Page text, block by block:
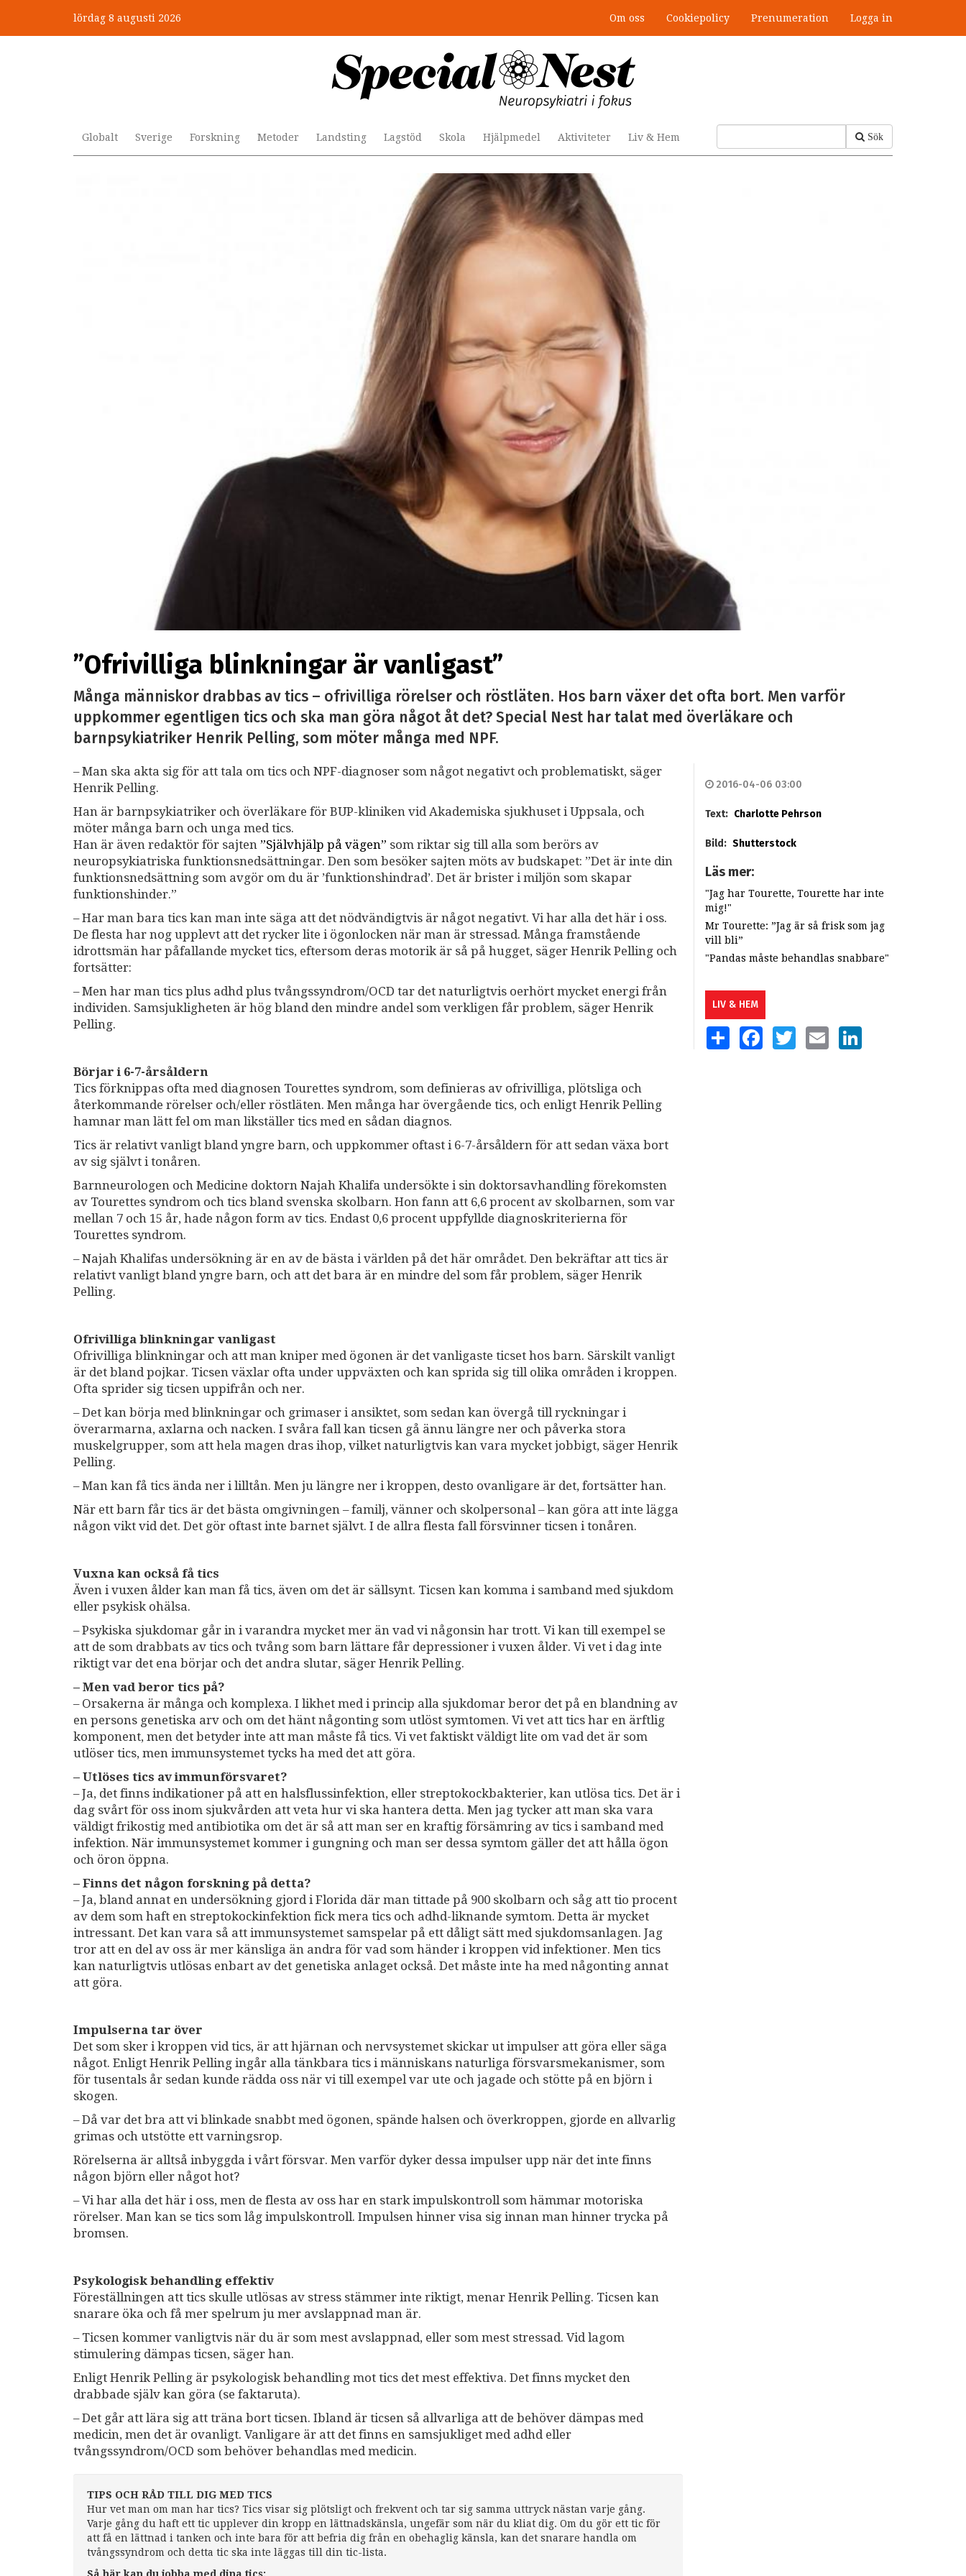
huvudinnehåll
lördag 8 augusti 2026 Om oss Cookiepolicy Prenumeration Logga in
Sök
Globalt Sverige Forskning Metoder Landsting Lagstöd Skola Hjälpmedel Aktiviteter Liv & Hem
”Ofrivilliga blinkningar är vanligast”
Många människor drabbas av tics – ofrivilliga rörelser och röstläten. Hos barn växer det ofta bort. Men varför
uppkommer egentligen tics och ska man göra något åt det? Special Nest har talat med överläkare och
barnpsykiatriker Henrik Pelling, som möter många med NPF.
– Man ska akta sig för att tala om tics och NPF-diagnoser som något negativt och problematiskt, säger
Henrik Pelling.
Han är barnpsykiatriker och överläkare för BUP-kliniken vid Akademiska sjukhuset i Uppsala, och
möter många barn och unga med tics.
Han är även redaktör för sajten ”Självhjälp på vägen” som riktar sig till alla som berörs av
neuropsykiatriska funktionsnedsättningar. Den som besöker sajten möts av budskapet: ”Det är inte din
funktionsnedsättning som avgör om du är ’funktionshindrad’. Det är brister i miljön som skapar
funktionshinder.”
– Har man bara tics kan man inte säga att det nödvändigtvis är något negativt. Vi har alla det här i oss.
De flesta har nog upplevt att det rycker lite i ögonlocken när man är stressad. Många framstående
idrottsmän har påfallande mycket tics, eftersom deras motorik är så på hugget, säger Henrik Pelling och
fortsätter:
– Men har man tics plus adhd plus tvångssyndrom/OCD tar det naturligtvis oerhört mycket energi från
individen. Samsjukligheten är hög bland den mindre andel som verkligen får problem, säger Henrik
Pelling.
Börjar i 6-7-årsåldern
Tics förknippas ofta med diagnosen Tourettes syndrom, som definieras av ofrivilliga, plötsliga och
återkommande rörelser och/eller röstläten. Men många har övergående tics, och enligt Henrik Pelling
hamnar man lätt fel om man likställer tics med en sådan diagnos.
Tics är relativt vanligt bland yngre barn, och uppkommer oftast i 6-7-årsåldern för att sedan växa bort
av sig självt i tonåren.
Barnneurologen och Medicine doktorn Najah Khalifa undersökte i sin doktorsavhandling förekomsten
av Tourettes syndrom och tics bland svenska skolbarn. Hon fann att 6,6 procent av skolbarnen, som var
mellan 7 och 15 år, hade någon form av tics. Endast 0,6 procent uppfyllde diagnoskriterierna för
Tourettes syndrom.
– Najah Khalifas undersökning är en av de bästa i världen på det här området. Den bekräftar att tics är
relativt vanligt bland yngre barn, och att det bara är en mindre del som får problem, säger Henrik
Pelling.
Ofrivilliga blinkningar vanligast
Ofrivilliga blinkningar och att man kniper med ögonen är det vanligaste ticset hos barn. Särskilt vanligt
är det bland pojkar. Ticsen växlar ofta under uppväxten och kan sprida sig till olika områden i kroppen.
Ofta sprider sig ticsen uppifrån och ner.
– Det kan börja med blinkningar och grimaser i ansiktet, som sedan kan övergå till ryckningar i
överarmarna, axlarna och nacken. I svåra fall kan ticsen gå ännu längre ner och påverka stora
muskelgrupper, som att hela magen dras ihop, vilket naturligtvis kan vara mycket jobbigt, säger Henrik
Pelling.
– Man kan få tics ända ner i lilltån. Men ju längre ner i kroppen, desto ovanligare är det, fortsätter han.
När ett barn får tics är det bästa omgivningen – familj, vänner och skolpersonal – kan göra att inte lägga
någon vikt vid det. Det gör oftast inte barnet självt. I de allra flesta fall försvinner ticsen i tonåren.
Vuxna kan också få tics
Även i vuxen ålder kan man få tics, även om det är sällsynt. Ticsen kan komma i samband med sjukdom
eller psykisk ohälsa.
– Psykiska sjukdomar går in i varandra mycket mer än vad vi någonsin har trott. Vi kan till exempel se
att de som drabbats av tics och tvång som barn lättare får depressioner i vuxen ålder. Vi vet i dag inte
riktigt var det ena börjar och det andra slutar, säger Henrik Pelling.
– Men vad beror tics på?
– Orsakerna är många och komplexa. I likhet med i princip alla sjukdomar beror det på en blandning av
en persons genetiska arv och om det hänt någonting som utlöst symtomen. Vi vet att tics har en ärftlig
komponent, men det betyder inte att man måste få tics. Vi vet faktiskt väldigt lite om vad det är som
utlöser tics, men immunsystemet tycks ha med det att göra.
– Utlöses tics av immunförsvaret?
– Ja, det finns indikationer på att en halsflussinfektion, eller streptokockbakterier, kan utlösa tics. Det är i
dag svårt för oss inom sjukvården att veta hur vi ska hantera detta. Men jag tycker att man ska vara
väldigt frikostig med antibiotika om det är så att man ser en kraftig försämring av tics i samband med
infektion. När immunsystemet kommer i gungning och man ser dessa symtom gäller det att hålla ögon
och öron öppna.
– Finns det någon forskning på detta?
– Ja, bland annat en undersökning gjord i Florida där man tittade på 900 skolbarn och såg att tio procent
av dem som haft en streptokockinfektion fick mera tics och adhd-liknande symtom. Detta är mycket
intressant. Det kan vara så att immunsystemet samspelar på ett dåligt sätt med sjukdomsanlagen. Jag
tror att en del av oss är mer känsliga än andra för vad som händer i kroppen vid infektioner. Men tics
kan naturligtvis utlösas enbart av det genetiska anlaget också. Det måste inte ha med någonting annat
att göra.
Impulserna tar över
Det som sker i kroppen vid tics, är att hjärnan och nervsystemet skickar ut impulser att göra eller säga
något. Enligt Henrik Pelling ingår alla tänkbara tics i människans naturliga försvarsmekanismer, som
för tusentals år sedan kunde rädda oss när vi till exempel var ute och jagade och stötte på en björn i
skogen.
– Då var det bra att vi blinkade snabbt med ögonen, spände halsen och överkroppen, gjorde en allvarlig
grimas och utstötte ett varningsrop.
Rörelserna är alltså inbyggda i vårt försvar. Men varför dyker dessa impulser upp när det inte finns
någon björn eller något hot?
– Vi har alla det här i oss, men de flesta av oss har en stark impulskontroll som hämmar motoriska
rörelser. Man kan se tics som låg impulskontroll. Impulsen hinner visa sig innan man hinner trycka på
bromsen.
Psykologisk behandling effektiv
Föreställningen att tics skulle utlösas av stress stämmer inte riktigt, menar Henrik Pelling. Ticsen kan
snarare öka och få mer spelrum ju mer avslappnad man är.
– Ticsen kommer vanligtvis när du är som mest avslappnad, eller som mest stressad. Vid lagom
stimulering dämpas ticsen, säger han.
Enligt Henrik Pelling är psykologisk behandling mot tics det mest effektiva. Det finns mycket den
drabbade själv kan göra (se faktaruta).
– Det går att lära sig att träna bort ticsen. Ibland är ticsen så allvarliga att de behöver dämpas med
medicin, men det är ovanligt. Vanligare är att det finns en samsjukliget med adhd eller
tvångssyndrom/OCD som behöver behandlas med medicin.
TIPS OCH RÅD TILL DIG MED TICS
Hur vet man om man har tics? Tics visar sig plötsligt och frekvent och tar sig samma uttryck nästan varje gång.
Varje gång du haft ett tic upplever din kropp en lättnadskänsla, ungefär som när du kliat dig. Om du gör ett tic för
att få en lättnad i tanken och inte bara för att befria dig från en obehaglig känsla, kan det snarare handla om
tvångssyndrom och detta tic ska inte läggas till din tic-lista.
2016-04-06 03:00
Text: Charlotte Pehrson
Bild: Shutterstock
Läs mer:
"Jag har Tourette, Tourette har inte
mig!"
Mr Tourette: ”Jag är så frisk som jag
vill bli”
"Pandas måste behandlas snabbare"
LIV & HEM
SHARE FACEBOOKTWITTEREMAIL LINKEDIN